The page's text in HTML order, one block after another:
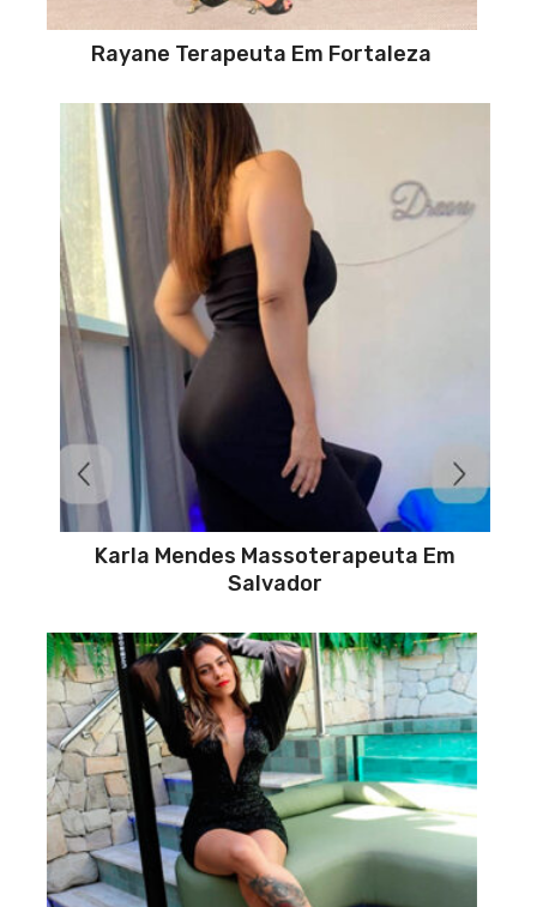
Rayane Terapeuta Em Fortaleza
Karla Mendes Massoterapeuta Em
Salvador